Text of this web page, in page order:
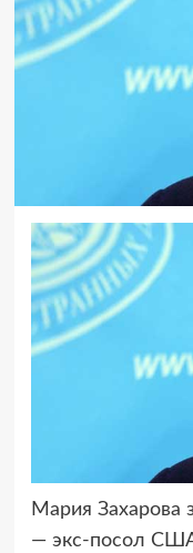
Мария Захарова
— экс-посол